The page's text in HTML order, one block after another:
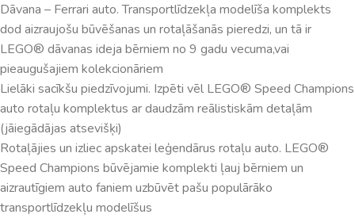
Dāvana – Ferrari auto. Transportlīdzekļa modelīša komplekts
dod aizraujošu būvēšanas un rotaļāšanās pieredzi, un tā ir
LEGO® dāvanas ideja bērniem no 9 gadu vecuma,vai
pieaugušajiem kolekcionāriem
Lielāki sacīkšu piedzīvojumi. Izpēti vēl LEGO® Speed Champions
auto rotaļu komplektus ar daudzām reālistiskām detaļām
(jāiegādājas atsevišķi)
Rotaļājies un izliec apskatei leģendārus rotaļu auto. LEGO®
Speed Champions būvējamie komplekti ļauj bērniem un
aizrautīgiem auto faniem uzbūvēt pašu populārāko
transportlīdzekļu modelīšus